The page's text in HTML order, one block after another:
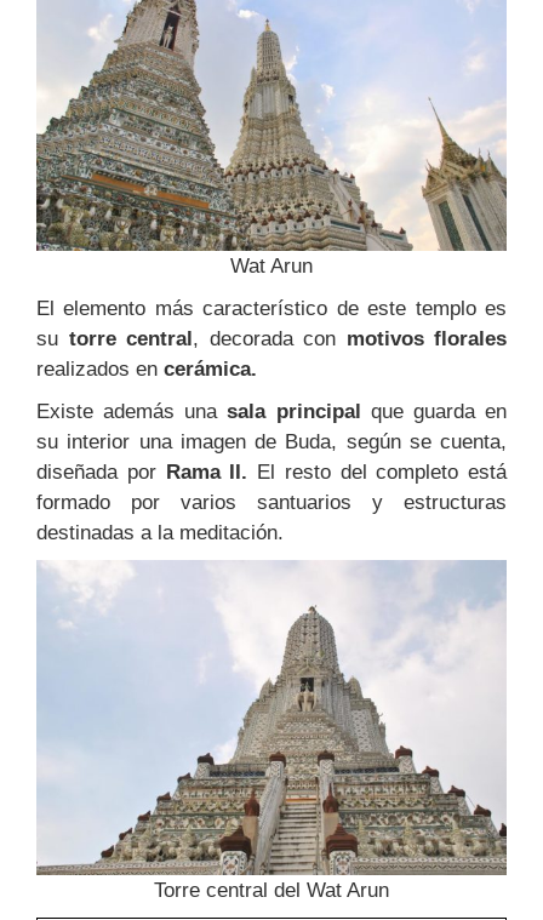
Wat Arun
El elemento más característico de este templo es
su torre central , decorada con motivos florales
realizados en cerámica.
Existe además unasala principal
que guarda en
su interior una imagen de Buda, según se cuenta,
diseñada por Rama II. El resto del completo está
formado por varios santuarios y estructuras
destinadas a la meditación.
Torre central del Wat Arun